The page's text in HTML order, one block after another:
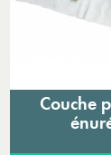
Ajouter
Couche